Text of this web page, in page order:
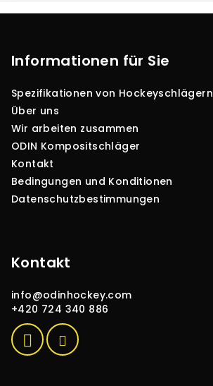
ßInformationen für Sie
Spezifikationen von Hockeyschlägern
Über uns
Wir arbeiten zusammen
ODIN Kompositschläger
Kontakt
Bedingungen und Konditionen
Datenschutzbestimmungen
Kontakt
info@odinhockey.com
+420 724 340 886